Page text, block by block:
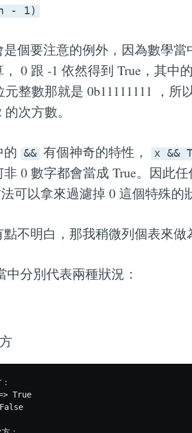
- 1)
個要注意的例外，因為數學
0 跟 -1 依然得到 True，其中
整數那就是 0b11111111 ，
次方數。
&& 有個神奇的特性， x &&
非 0 數字都會當成 True。因此
可以拿來過濾掉 0 這個特殊的
不明白，那我稍微列個表來做
分別代表兩種狀況：
True